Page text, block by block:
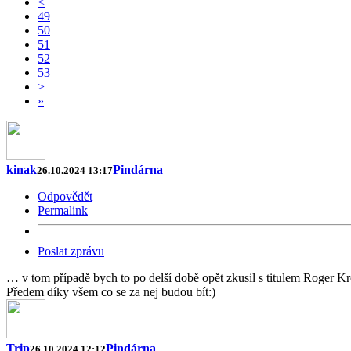
49
50
51
52
53
>
»
kinak26.10.2024 13:17Pindárna
Odpovědět
Permalink
Poslat zprávu
… v tom případě bych to po delší době opět zkusil s titulem Roger
Předem díky všem co se za nej budou bít:)
Trip
Pindárna